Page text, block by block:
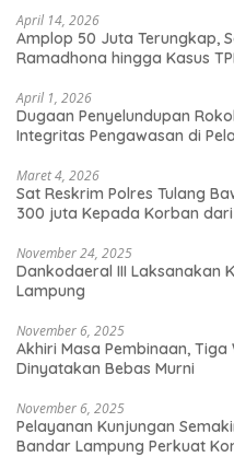
April 14, 2026
Amplop 50 Juta Terungkap,
Ramadhona hingga Kasus
April 1, 2026
Dugaan Penyelundupan
Integritas Pengawasan di
Maret 4, 2026
Sat Reskrim Polres Tulang
300 juta Kepada Korban
November 24, 2025
Dankodaeral III Laksanakan
Lampung
November 6, 2025
Akhiri Masa Pembinaan,
Dinyatakan Bebas Murni
November 6, 2025
Pelayanan Kunjungan
Bandar Lampung Perkuat